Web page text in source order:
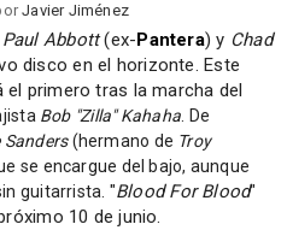
Javier Jiménez
Abbott(ex- Pantera) y Chad
disco en el horizonte. Este
primero tras la marcha del
Bob "Zilla" Kahaha. De
Sanders(hermano de Troy
se encargue del bajo, aunque
guitarrista. "Blood For Blood"
10 de junio.